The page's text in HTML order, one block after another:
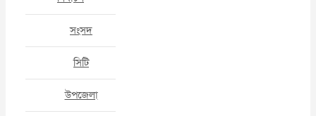
সংসদ
সিটি
উপজেলা